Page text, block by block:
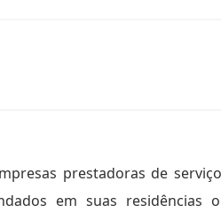
prestadoras de
em suas